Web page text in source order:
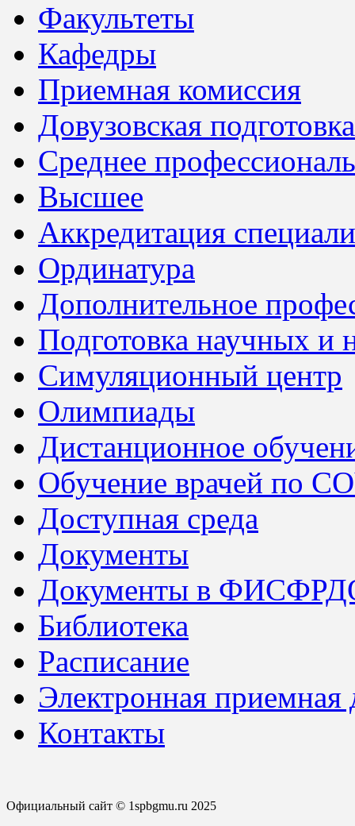
Факультеты
Кафедры
Приемная комиссия
Довузовская подготовка
Среднее
Высшее
Аккредитация
Ординатура
Дополнительное
Подготовка научных и
Симуляционный центр
Олимпиады
Дистанционное
Обучение врачей по
Доступная среда
Документы
Документы в
Библиотека
Расписание
Электронная
Контакты
Официальный сайт © 1spbgmu.ru 2025